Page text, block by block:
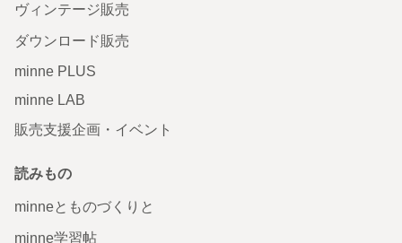
ヴィンテージ販売
ダウンロード販売
minne PLUS
minne LAB
販売支援企画・イベント
読みもの
minneとものづくりと
minne学習帖